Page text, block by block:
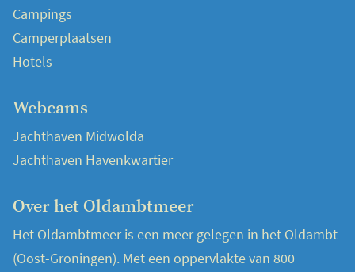
Campings
Camperplaatsen
Hotels
Webcams
Jachthaven Midwolda
Jachthaven Havenkwartier
Over het Oldambtmeer
Het Oldambtmeer is een meer gelegen in het Oldambt
(Oost-Groningen). Met een oppervlakte van 800